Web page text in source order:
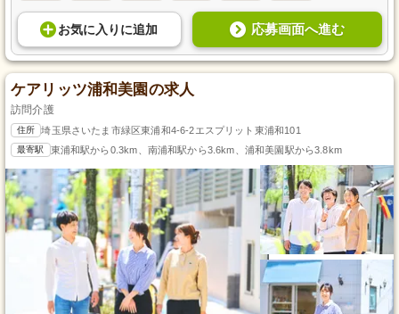
お気に入り に追加 応募画面へ進む
ケアリッツ浦和美園の求人
訪問介護
住所 埼玉県さいたま市緑区東浦和4-6-2エスプリット東浦和101
最寄駅 東浦和駅から0.3km、南浦和駅から3.6km、浦和美園駅から3.8km